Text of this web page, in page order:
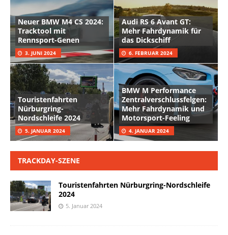
Neuer BMW M4 CS 2024:
Tracktool mit
Rennsport-Genen
3. JUNI 2024
Audi RS 6 Avant GT:
Mehr Fahrdynamik für
das Dickschiff
6. FEBRUAR 2024
Touristenfahrten
Nürburgring-
Nordschleife 2024
5. JANUAR 2024
BMW M Performance
Zentralverschlussfelgen:
Mehr Fahrdynamik und
Motorsport-Feeling
4. JANUAR 2024
TRACKDAY-SZENE
Touristenfahrten Nürburgring-Nordschleife
2024
5. Januar 2024